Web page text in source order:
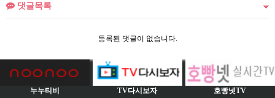
댓글목록
등록된 댓글이 없습니다.
누누티비 TV다시보자 호빵넷TV